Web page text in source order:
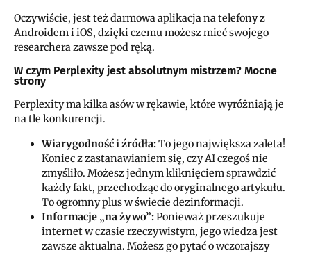
Oczywiście, jest też darmowa aplikacja na telefony z
Androidem i iOS, dzięki czemu możesz mieć swojego
researchera zawsze pod ręką.
W czym Perplexity jest absolutnym mistrzem? Mocne
strony
Perplexity ma kilka asów w rękawie, które wyróżniają je
na tle konkurencji.
Wiarygodność i źródła:To jego największa zaleta!
Koniec z zastanawianiem się, czy AI czegoś nie
zmyśliło. Możesz jednym kliknięciem sprawdzić
każdy fakt, przechodząc do oryginalnego artykułu.
To ogromny plus w świecie dezinformacji.
Informacje „na żywo”:Ponieważ przeszukuje
internet w czasie rzeczywistym, jego wiedza jest
zawsze aktualna. Możesz go pytać o wczorajszy